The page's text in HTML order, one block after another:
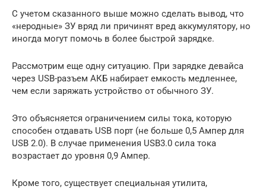
С учетом сказанного выше можно сделать вывод, что
«неродные» ЗУ вряд ли причинят вред аккумулятору, но
иногда могут помочь в более быстрой зарядке.
Рассмотрим еще одну ситуацию. При зарядке девайса
через USB-разъем АКБ набирает емкость медленнее,
чем если заряжать устройство от обычного ЗУ.
Это объясняется ограничением силы тока, которую
способен отдавать USB порт (не больше 0,5 Ампер для
USB 2.0). В случае применения USB3.0 сила тока
возрастает до уровня 0,9 Ампер.
Кроме того, существует специальная утилита,